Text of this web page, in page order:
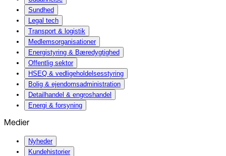
Sundhed
Legal tech
Transport & logistik
Medlemsorganisationer
Energistyring & Bæredygtighed
Offentlig sektor
HSEQ & vedligeholdelsesstyring
Bolig & ejendomsadministration
Detailhandel & engroshandel
Energi & forsyning
Medier
Nyheder
Kundehistorier